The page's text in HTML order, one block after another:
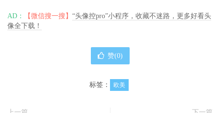
AD： 【微信搜一搜】 “头像控pro”小程序，收藏不迷路，更多好看头
像全下载！
赞(0)
标签： 欧美